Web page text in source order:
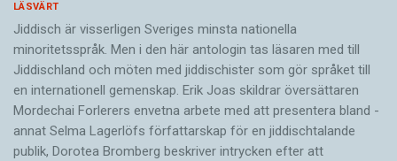
LÄSVÄRT
Jiddisch är visserligen Sveriges minsta nationella
minoritetsspråk. Men i den här antologin tas läsaren med till
Jiddischland och möten med jiddischister som gör språket till
en internationell gemenskap. Erik Joas skildrar översättaren
Morde­chai Forlerers envetna arbete med att presentera bland ­
annat Selma Lagerlöfs författarskap för en jiddisch­talande
publik, Dorotea Bromberg beskriver intrycken efter att